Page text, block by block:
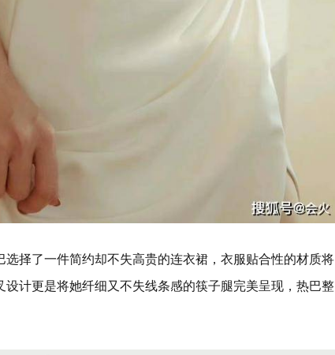
择了一件简约却不失高贵的连衣裙，衣服贴合性的材质将
计更是将她纤细又不失线条感的筷子腿完美呈现，热巴整